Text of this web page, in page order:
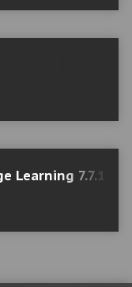
Learning 7.7.1